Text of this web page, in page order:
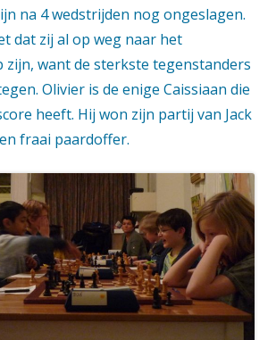
na 4 wedstrijden nog ongeslagen.
dat zij al op weg naar het
zijn, want de sterkste tegenstanders
Olivier is de enige Caissiaan die
heeft. Hij won zijn partij van Jack
fraai paardoffer.